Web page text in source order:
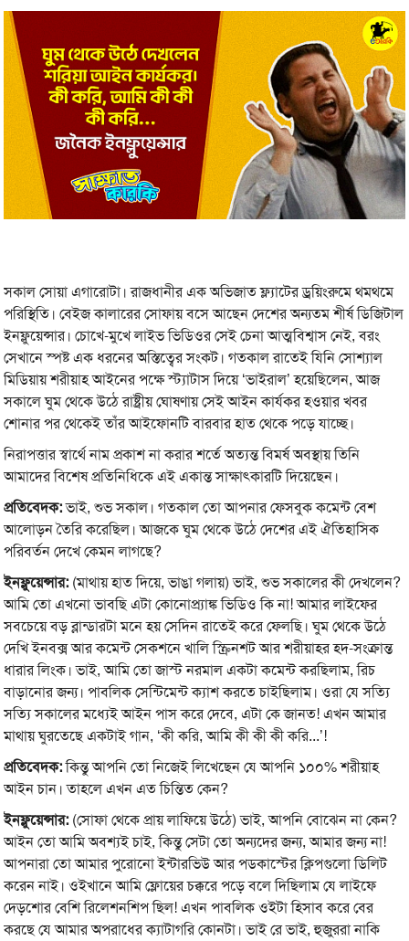
সকাল সোয়া এগারোটা। রাজধানীর এক অভিজাত ফ্ল্যাটের ড্রয়িংরুমে থমথমে
পরিস্থিতি। বেইজ কালারের সোফায় বসে আছেন দেশের অন্যতম শীর্ষ ডিজিটাল
ইনফ্লুয়েন্সার। চোখে-মুখে লাইভ ভিডিওর সেই চেনা আত্মবিশ্বাস নেই, বরং
সেখানে স্পষ্ট এক ধরনের অস্তিত্বের সংকট। গতকাল রাতেই যিনি সোশ্যাল
মিডিয়ায় শরীয়াহ আইনের পক্ষে স্ট্যাটাস দিয়ে ‘ভাইরাল’ হয়েছিলেন, আজ
সকালে ঘুম থেকে উঠে রাষ্ট্রীয় ঘোষণায় সেই আইন কার্যকর হওয়ার খবর
শোনার পর থেকেই তাঁর আইফোনটি বারবার হাত থেকে পড়ে যাচ্ছে।
নিরাপত্তার স্বার্থে নাম প্রকাশ না করার শর্তে অত্যন্ত বিমর্ষ অবস্থায় তিনি
আমাদের বিশেষ প্রতিনিধিকে এই একান্ত সাক্ষাৎকারটি দিয়েছেন।
প্রতিবেদক:ভাই, শুভ সকাল। গতকাল তো আপনার ফেসবুক কমেন্ট বেশ
আলোড়ন তৈরি করেছিল। আজকে ঘুম থেকে উঠে দেশের এই ঐতিহাসিক
পরিবর্তন দেখে কেমন লাগছে?
ইনফ্লুয়েন্সার: (মাথায় হাত দিয়ে, ভাঙা গলায়) ভাই, শুভ সকালের কী দেখলেন?
আমি তো এখনো ভাবছি এটা কোনোপ্র্যাঙ্ক ভিডিও কি না! আমার লাইফের
সবচেয়ে বড় ব্লান্ডারটা মনে হয় সেদিন রাতেই করে ফেলছি। ঘুম থেকে উঠে
দেখি ইনবক্স আর কমেন্ট সেকশনে খালি স্ক্রিনশট আর শরীয়াহর হদ-সংক্রান্ত
ধারার লিংক। ভাই, আমি তো জাস্ট নরমাল একটা কমেন্ট করছিলাম, রিচ
বাড়ানোর জন্য। পাবলিক সেন্টিমেন্ট ক্যাশ করতে চাইছিলাম। ওরা যে সত্যি
সত্যি সকালের মধ্যেই আইন পাস করে দেবে, এটা কে জানত! এখন আমার
মাথায় ঘুরতেছে একটাই গান, ‘কী করি, আমি কী কী কী করি...’!
প্রতিবেদক:কিন্তু আপনি তো নিজেই লিখেছেন যে আপনি ১০০% শরীয়াহ
আইন চান। তাহলে এখন এত চিন্তিত কেন?
ইনফ্লুয়েন্সার: (সোফা থেকে প্রায় লাফিয়ে উঠে) ভাই, আপনি বোঝেন না কেন?
আইন তো আমি অবশ্যই চাই, কিন্তু সেটা তো অন্যদের জন্য, আমার জন্য না!
আপনারা তো আমার পুরোনো ইন্টারভিউ আর পডকাস্টের ক্লিপগুলো ডিলিট
করেন নাই। ওইখানে আমি ফ্লোয়ের চক্করে পড়ে বলে দিছিলাম যে লাইফে
দেড়শোর বেশি রিলেশনশিপ ছিল! এখন পাবলিক ওইটা হিসাব করে বের
করছে যে আমার অপরাধের ক্যাটাগরি কোনটা। ভাই রে ভাই, হুজুররা নাকি